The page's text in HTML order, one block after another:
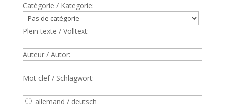
Catègorie / Kategorie:
Plein texte / Volltext:
Auteur / Autor:
Mot clef / Schlagwort:
allemand / deutsch